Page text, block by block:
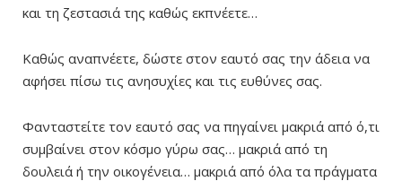
και τη ζεστασιά της καθώς εκπνέετε…
Καθώς αναπνέετε, δώστε στον εαυτό σας την άδεια να
αφήσει πίσω τις ανησυχίες και τις ευθύνες σας.
Φανταστείτε τον εαυτό σας να πηγαίνει μακριά από ό,τι
συμβαίνει στον κόσμο γύρω σας… μακριά από τη
δουλειά ή την οικογένεια… μακριά από όλα τα πράγματα